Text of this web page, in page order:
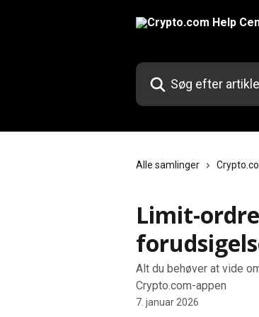
Søg efter artikler...
Alle samlinger
Limit-
Alt du behøver at vide
Crypto.com-appen
7. januar 2026